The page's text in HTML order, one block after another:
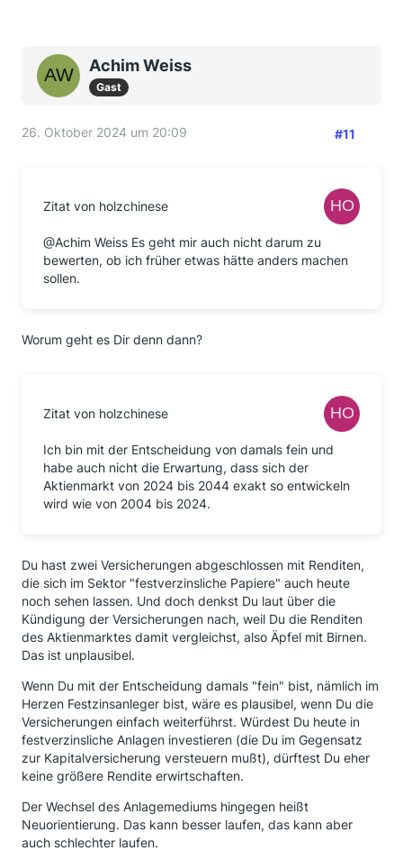
Achim Weiss
Gast
26. Oktober 2024 um 20:09 #11
Zitat von holzchinese
@Achim Weiss Es geht mir auch nicht darum zu
bewerten, ob ich früher etwas hätte anders machen
sollen.
Worum geht es Dir denn dann?
Zitat von holzchinese
Ich bin mit der Entscheidung von damals fein und
habe auch nicht die Erwartung, dass sich der
Aktienmarkt von 2024 bis 2044 exakt so entwickeln
wird wie von 2004 bis 2024.
Du hast zwei Versicherungen abgeschlossen mit Renditen,
die sich im Sektor "festverzinsliche Papiere" auch heute
noch sehen lassen. Und doch denkst Du laut über die
Kündigung der Versicherungen nach, weil Du die Renditen
des Aktienmarktes damit vergleichst, also Äpfel mit Birnen.
Das ist unplausibel.
Wenn Du mit der Entscheidung damals "fein" bist, nämlich im
Herzen Festzinsanleger bist, wäre es plausibel, wenn Du die
Versicherungen einfach weiterführst. Würdest Du heute in
festverzinsliche Anlagen investieren (die Du im Gegensatz
zur Kapitalversicherung versteuern mußt), dürftest Du eher
keine größere Rendite erwirtschaften.
Der Wechsel des Anlagemediums hingegen heißt
Neuorientierung. Das kann besser laufen, das kann aber
auch schlechter laufen.